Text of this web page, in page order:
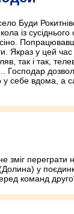
Буди
із
Якраз у цей
так і так,
Господар
у себе вдома, а
зміг переграти
у
команд